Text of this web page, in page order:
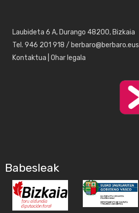
Laubideta 6 A, Durango 48200, Bizkaia
Tel. 946 201 918 / berbaro@berbaro.eus
Kontaktua Ohar legala
Babesleak